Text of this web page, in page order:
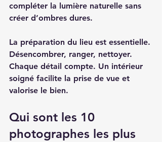
compléter la lumière naturelle sans
créer d’ombres dures.
La préparation du lieu est essentielle.
Désencombrer, ranger, nettoyer.
Chaque détail compte. Un intérieur
soigné facilite la prise de vue et
valorise le bien.
Qui sont les 10
photographes les plus